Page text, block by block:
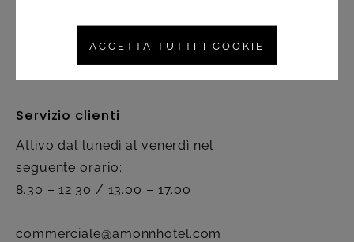
Servizio clienti
Attivo dal lunedì al venerdì nel
seguente orario:
8.30 – 12.30 / 13.00 – 17.00
commerciale@amonnhotel.com
ACCETTA TUTTI I COOKIE